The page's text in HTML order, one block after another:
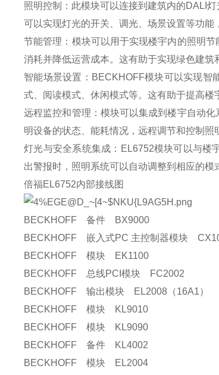
照明控制：此模块可以连接到建筑内的DALI
可以实现灯光的开关、调光、场景设置等功能
节能管理：模块可以用于实现楼宇内的照明
消耗并降低运营成本。这有助于实现绿色建筑
智能场景设置：BECKHOFF模块可以实现智
式、阅读模式、休闲模式等。这有助于提高楼
远程监控和管理：模块可以集成到楼宇自动
明设备的状态、能耗情况，远程调节和控制照
灯光与安全系统集成：EL6752模块可以与楼
出警报时，照明系统可以自动调整到相应的模
倍福EL6752内部接线图
BECKHOFF 备件 BX9000
BECKHOFF 嵌入式PC 主控制器模块
BECKHOFF 模块 EK1100
BECKHOFF 总线PCI模块 FC2002
BECKHOFF 输出模块 EL2008（16A1）
BECKHOFF 模块 KL9010
BECKHOFF 模块 KL9090
BECKHOFF 备件 KL4002
BECKHOFF 模块 EL2004